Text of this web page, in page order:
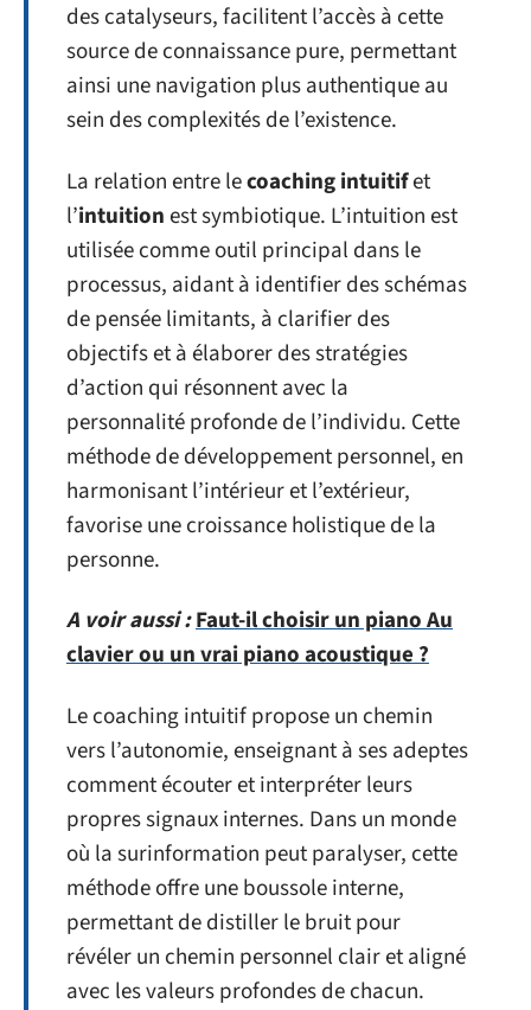
des catalyseurs, facilitent l’accès à cette
source de connaissance pure, permettant
ainsi une navigation plus authentique au
sein des complexités de l’existence.
La relation entre lecoaching intuitifet
l’intuitionest symbiotique. L’intuition est
utilisée comme outil principal dans le
processus, aidant à identifier des schémas
de pensée limitants, à clarifier des
objectifs et à élaborer des stratégies
d’action qui résonnent avec la
personnalité profonde de l’individu. Cette
méthode de développement personnel, en
harmonisant l’intérieur et l’extérieur,
favorise une croissance holistique de la
personne.
A voir aussi :Faut-il choisir un piano Au
clavier ou un vrai piano acoustique ?
Le coaching intuitif propose un chemin
vers l’autonomie, enseignant à ses adeptes
comment écouter et interpréter leurs
propres signaux internes. Dans un monde
où la surinformation peut paralyser, cette
méthode offre une boussole interne,
permettant de distiller le bruit pour
révéler un chemin personnel clair et aligné
avec les valeurs profondes de chacun.